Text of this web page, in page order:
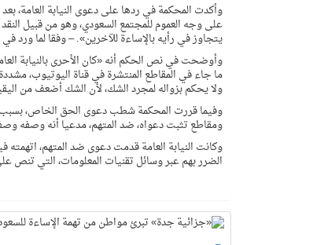
وأكدت المحكمة في ردها على دعوى النيابة العامة،
على وجه العموم للمجتمع السعودي، وهو من قبيل
يتجاوز في رأيه بالإساءة للآخرين». – وفقا لما ورد
وأوضحت في نص الحكم أنه «كان الأحرى بالنيابة
ما جاء في المقاطع المنتشرة في قناة اليوتيوب، مشددة
ولا يحكم بزواله لمجرد الشك، لأن الشك أضعف من
وفيما قررت المحكمة شطب دعوى الحق الخاص، بسبب
ومقاطع تثبت دعواه، ضد المتهم، مدعيا أنه وصفه
وكانت النيابة العامة قدمت دعوى ضد المتهم، اتهمته
الضرر بهم عبر وسائل تقنيات المعلومات، التي تنص على